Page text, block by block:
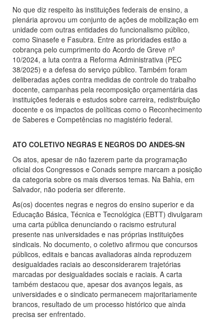
No que diz respeito às instituições federais de ensino, a
plenária aprovou um conjunto de ações de mobilização em
unidade com outras entidades do funcionalismo público,
como Sinasefe e Fasubra. Entre as prioridades estão a
cobrança pelo cumprimento do Acordo de Greve nº
10/2024, a luta contra a Reforma Administrativa (PEC
38/2025) e a defesa do serviço público. Também foram
deliberadas ações contra medidas de controle do trabalho
docente, campanhas pela recomposição orçamentária das
instituições federais e estudos sobre carreira, redistribuição
docente e os impactos de políticas como o Reconhecimento
de Saberes e Competências no magistério federal.
ATO COLETIVO NEGRAS E NEGROS DO ANDES-SN
Os atos, apesar de não fazerem parte da programação
oficial dos Congressos e Conads sempre marcam a posição
da categoria sobre os mais diversos temas. Na Bahia, em
Salvador, não poderia ser diferente.
As(os) docentes negras e negros do ensino superior e da
Educação Básica, Técnica e Tecnológica (EBTT) divulgaram
uma carta pública denunciando o racismo estrutural
presente nas universidades e nas próprias instituições
sindicais. No documento, o coletivo afirmou que concursos
públicos, editais e bancas avaliadoras ainda reproduzem
desigualdades raciais ao desconsiderarem trajetórias
marcadas por desigualdades sociais e raciais. A carta
também destacou que, apesar dos avanços legais, as
universidades e o sindicato permanecem majoritariamente
brancos, resultado de um processo histórico que ainda
precisa ser enfrentado.